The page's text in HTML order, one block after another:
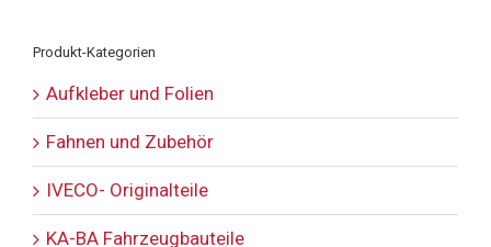
Produkt-Kategorien
Aufkleber und Folien
Fahnen und Zubehör
IVECO- Originalteile
KA-BA Fahrzeugbauteile